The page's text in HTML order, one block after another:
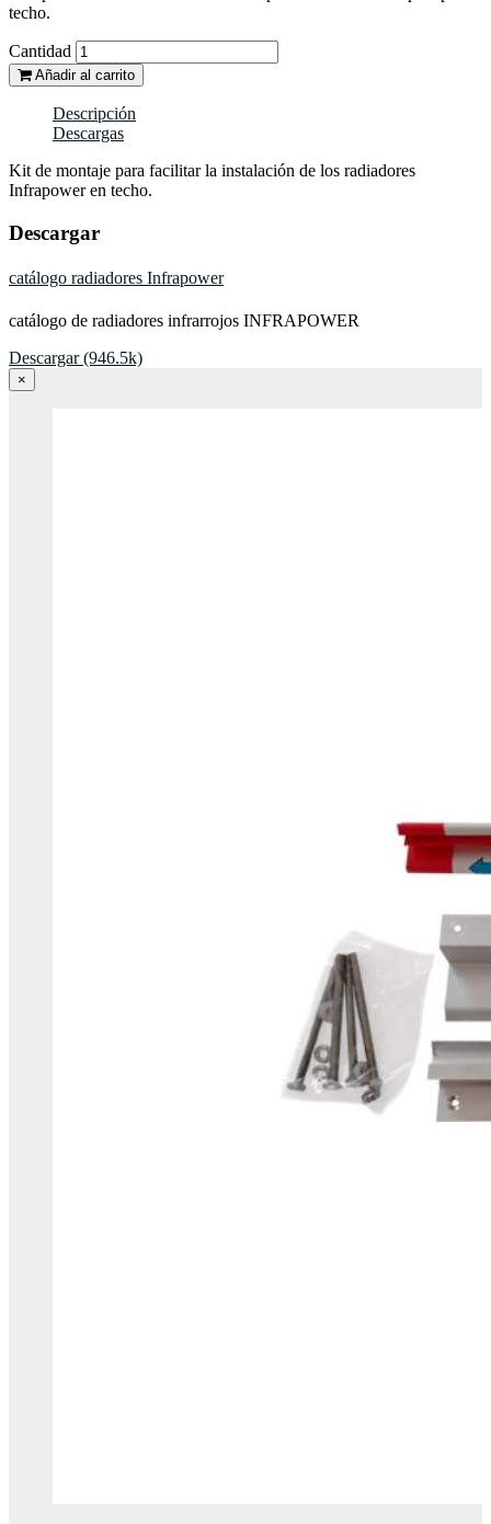
techo.
Cantidad
Añadir al carrito
Descripción
Descargas
Kit de montaje para facilitar la instalación de los radiadores
Infrapower en techo.
Descargar
catálogo radiadores Infrapower
catálogo de radiadores infrarrojos INFRAPOWER
Descargar (946.5k)
×